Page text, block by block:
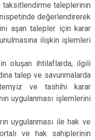
taleplerinin
değerlendirerek
aşan talepler için karar
ilişkin işlemleri
oluşan ihtilaflarda, ilgili
talep ve savunmalarda
ve tashihi karar
uygulanması işlemlerini
uygulanması ile hak ve
ve hak sahiplerinin